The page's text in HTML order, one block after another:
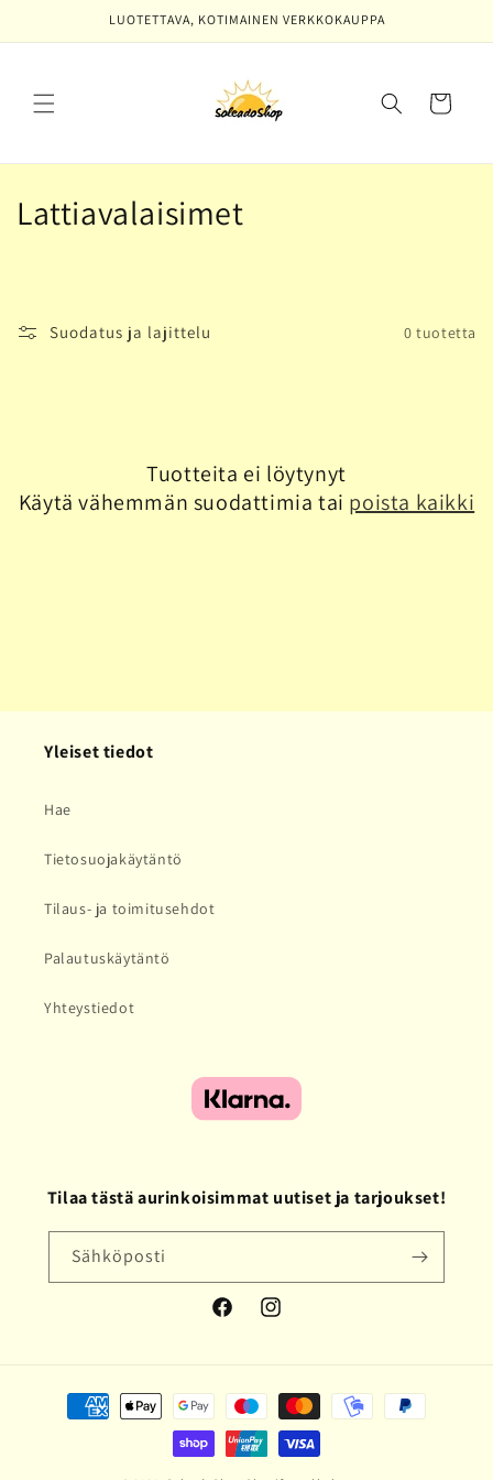
sisältöön
LUOTETTAVA, KOTIMAINEN VERKKOKAUPPA
Ostoskori
K
o
a
Lattiavalaisimet
Suodatus ja lajittelu 0 tuotetta
Tuotteita ei löytynyt
Käytä vähemmän suodattimia tai poista kaikki
Yleiset tiedot
Hae
Tietosuojakäytäntö
Tilaus- ja toimitusehdot
Palautuskäytäntö
Yhteystiedot
Tilaa tästä aurinkoisimmat uutiset ja tarjoukset!
Sähköposti
FacebookInstagram
Maksutavat